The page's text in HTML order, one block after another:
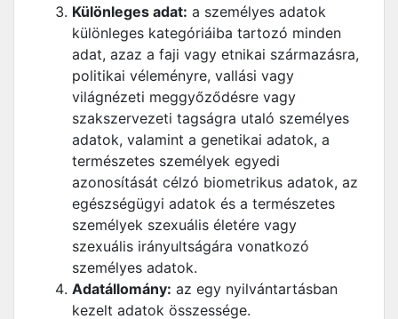
Különleges adat: a személyes adatok
különleges kategóriáiba tartozó minden
adat, azaz a faji vagy etnikai származásra,
politikai véleményre, vallási vagy
világnézeti meggyőződésre vagy
szakszervezeti tagságra utaló személyes
adatok, valamint a genetikai adatok, a
természetes személyek egyedi
azonosítását célzó biometrikus adatok, az
egészségügyi adatok és a természetes
személyek szexuális életére vagy
szexuális irányultságára vonatkozó
személyes adatok.
Adatállomány: az egy nyilvántartásban
kezelt adatok összessége.